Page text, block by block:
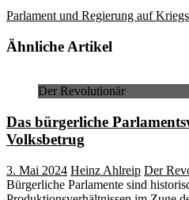
Parlament und Regierung auf
Ähnliche Artikel
Der Revolutionär
Das bürgerliche
Volksbetrug
3. Mai 2024 Heinz Ahlreip Der
Bürgerliche Parlamente sind